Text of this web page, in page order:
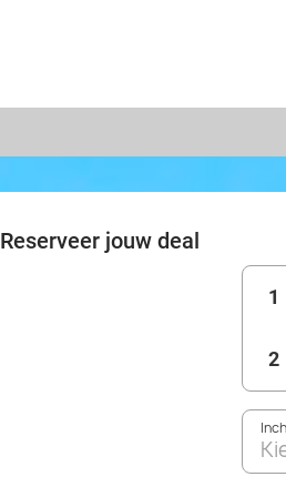
Reserveer jouw deal
1
2